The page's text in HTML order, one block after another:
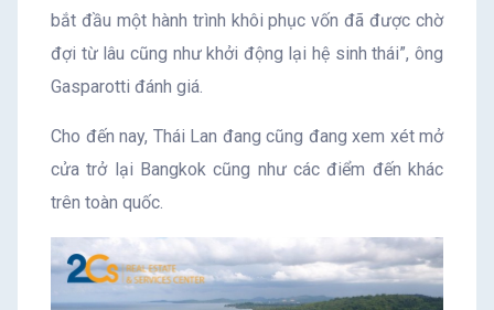
bắt đầu một hành trình khôi phục vốn đã được chờ
đợi từ lâu cũng như khởi động lại hệ sinh thái”, ông
Gasparotti đánh giá.
Cho đến nay, Thái Lan đang cũng đang xem xét mở
cửa trở lại Bangkok cũng như các điểm đến khác
trên toàn quốc.